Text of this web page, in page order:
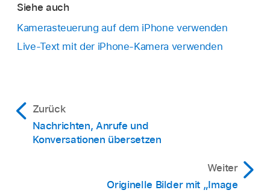
Siehe auch
Kamerasteuerung auf dem iPhone verwenden
Live-Text mit der iPhone-Kamera verwenden
Zurück
Nachrichten, Anrufe und
Konversationen übersetzen
Weiter
Originelle Bilder mit „Image